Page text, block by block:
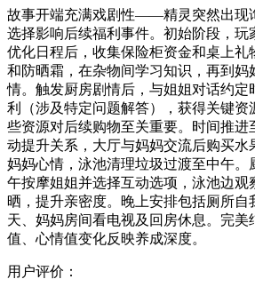
故事开端充满戏剧性——精灵突然出现
选择影响后续福利事件。初始阶段，玩
优化日程后，收集保险柜资金和桌上礼
和防晒霜，在杂物间学习知识，再到妈
情。触发厨房剧情后，与姐姐对话约定
利（涉及特定问题解答），获得关键资
些资源对后续购物至关重要。时间推进
动提升关系，大厅与妈妈交流后购买水
妈妈心情，泳池清理垃圾过渡至中午。
午按摩姐姐并选择互动选项，泳池边观
晒，提升亲密度。晚上安排包括厕所自
天、妈妈房间看电视及回房休息。完美
值、心情值变化反映养成深度。
用户评价：